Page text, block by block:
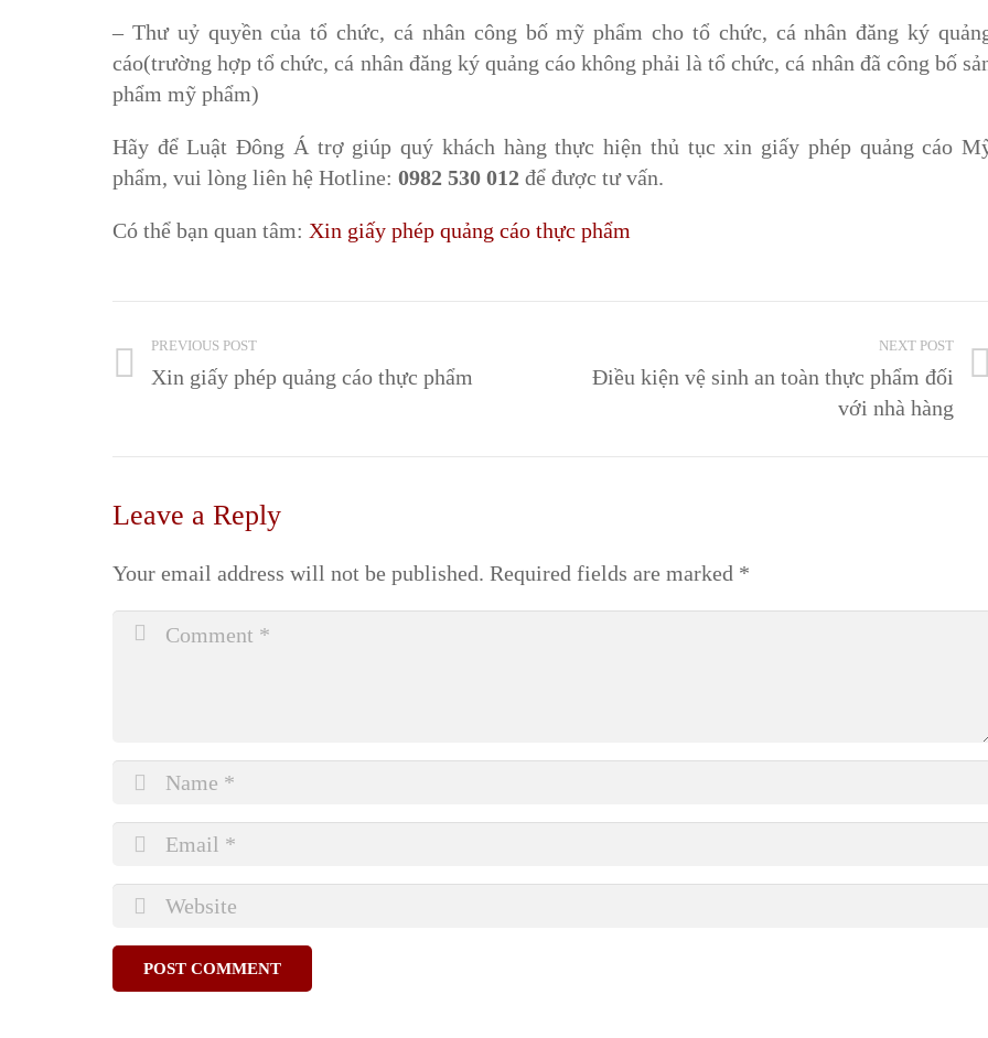
– Thư uỷ quyền của tổ chức, cá nhân công bố mỹ phẩm cho tổ chức, cá nhân đăng ký
cáo(trường hợp tổ chức, cá nhân đăng ký quảng cáo không phải là tổ chức, cá nhân đã công bố
phẩm mỹ phẩm)
Hãy để Luật Đông Á trợ giúp quý khách hàng thực hiện thủ tục xin giấy phép quảng cáo
phẩm, vui lòng liên hệ Hotline: 0982 530 012 để được tư vấn.
Có thể bạn quan tâm: Xin giấy phép quảng cáo thực phẩm
PREVIOUS POST
Xin giấy phép quảng cáo thực phẩm
NEXT POST
Điều kiện vệ sinh an toàn thực phẩm đối
với nhà hàng
Leave a Reply
Your email address will not be published. Required fields are marked *